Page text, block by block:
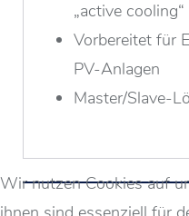
„active cooling“
Vorbereitet für
PV-Anlagen
Master/Slave-
Wir nutzen Cookies auf